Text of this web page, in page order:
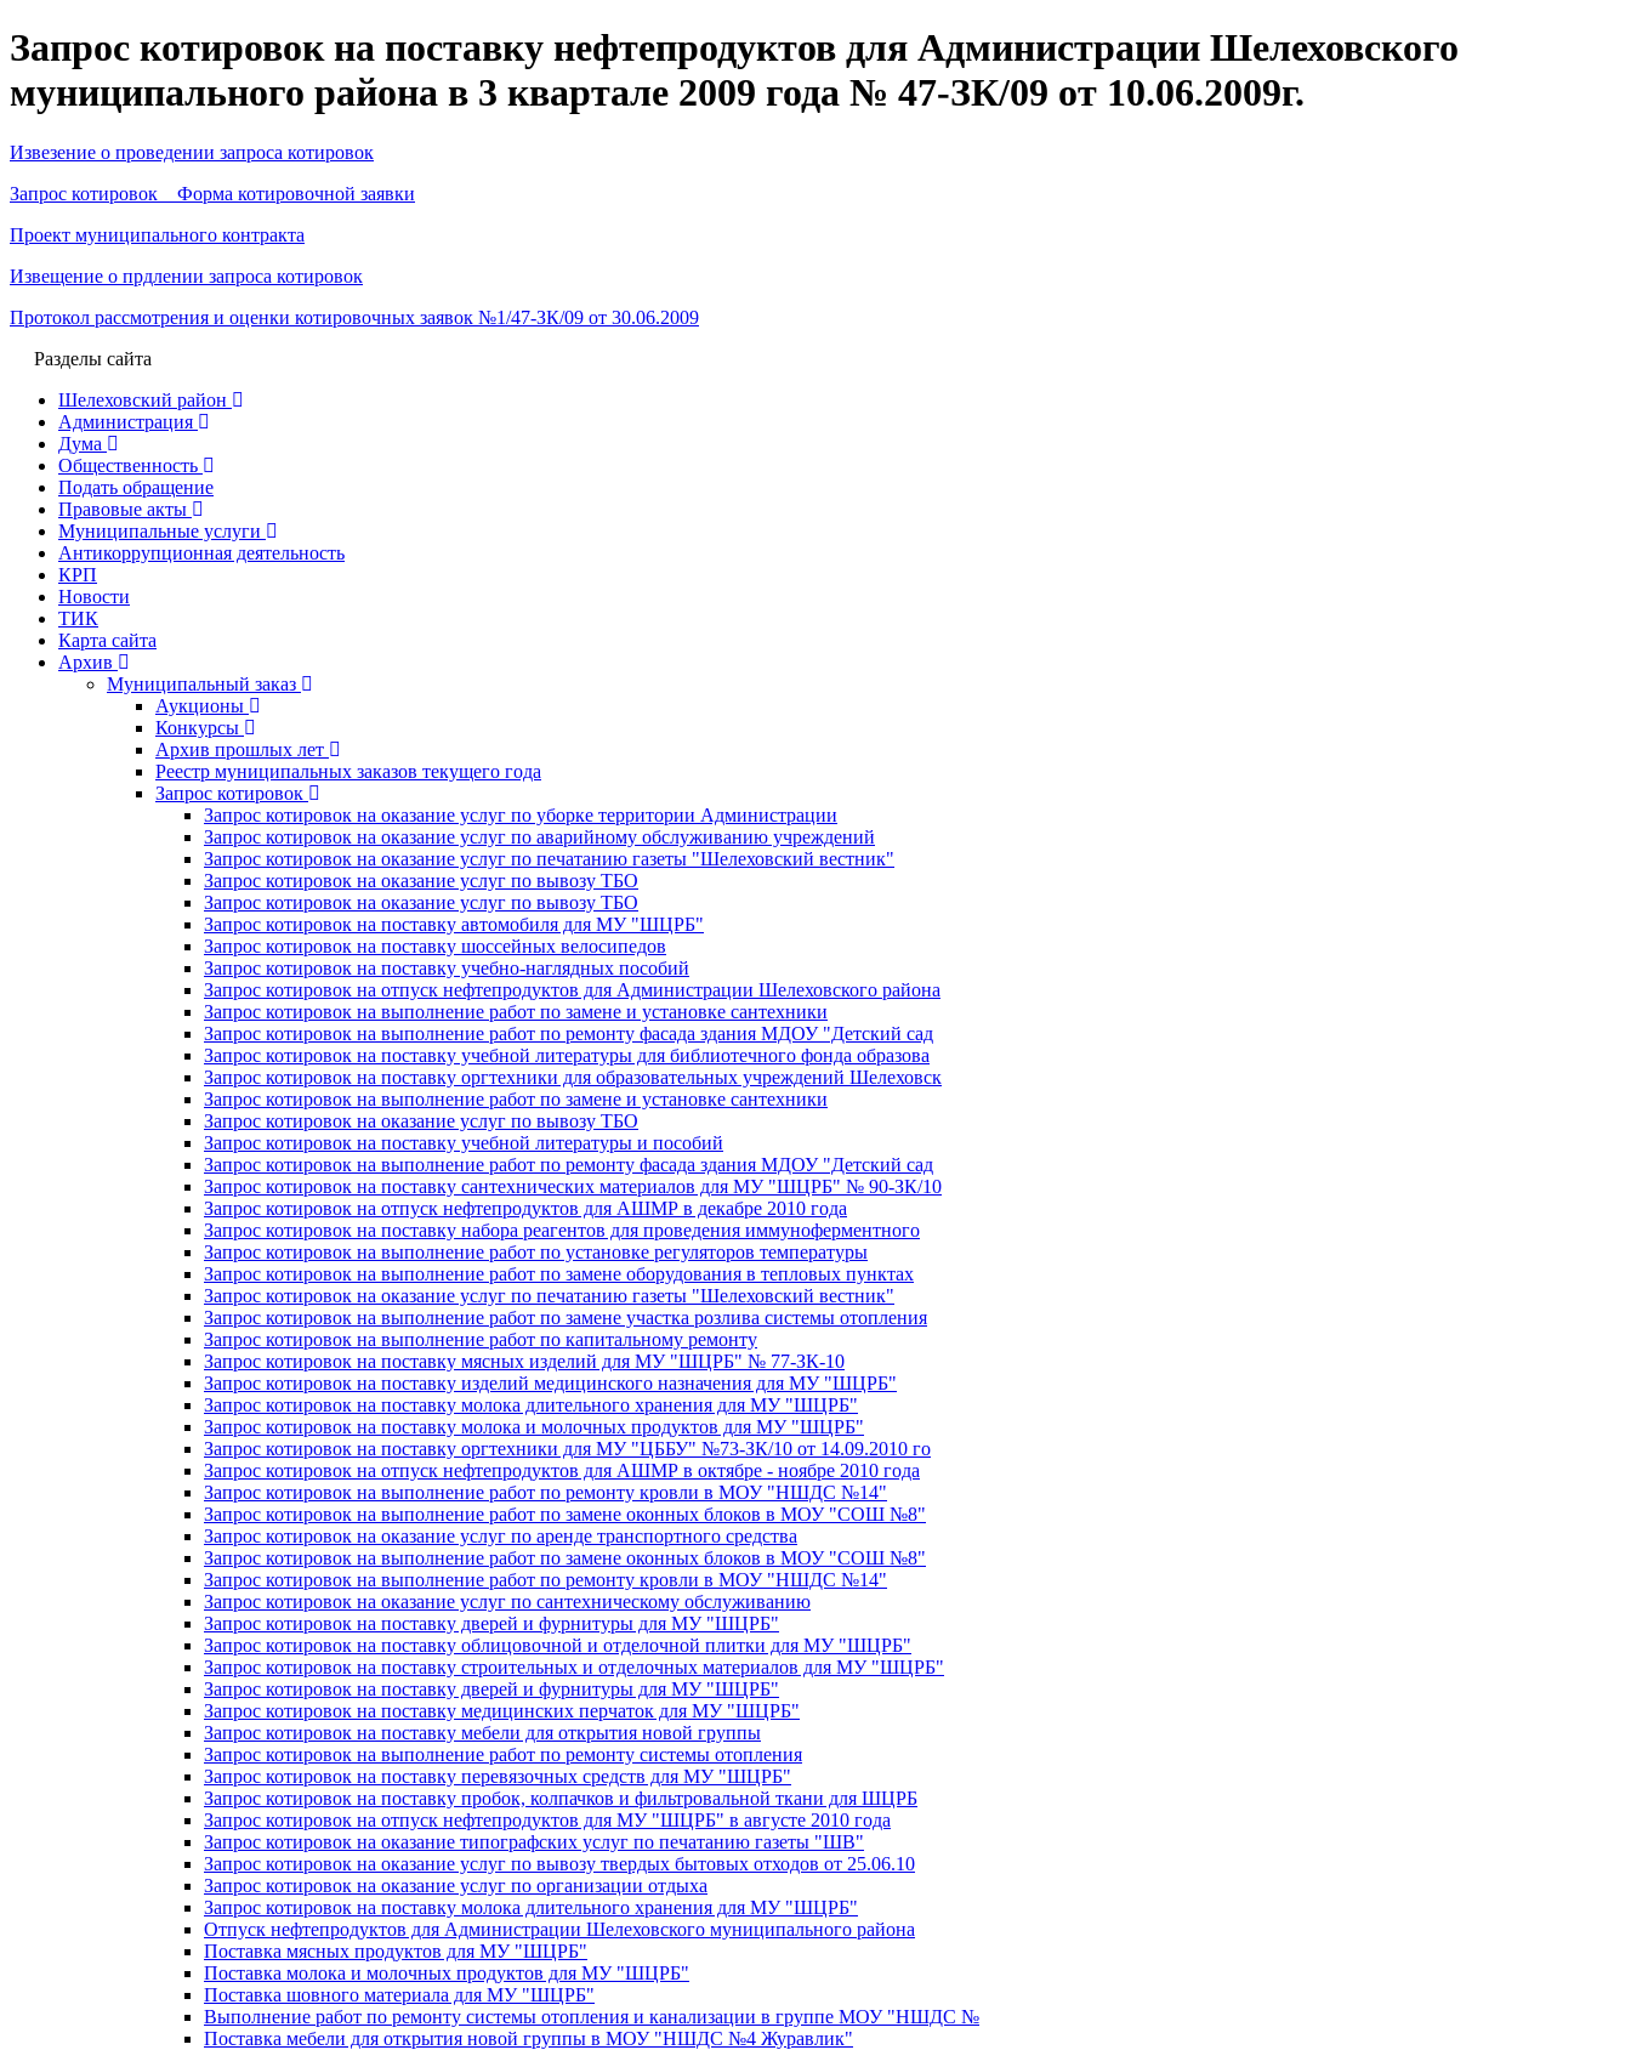
Запрос котировок на поставку нефтепродуктов для Администрации Шелеховского
муниципального района в 3 квартале 2009 года № 47-ЗК/09 от 10.06.2009г.
Извезение о проведении запроса котировок
Запрос котировок Форма котировочной заявки
Проект муниципального контракта
Извещение о прдлении запроса котировок
Протокол рассмотрения и оценки котировочных заявок №1/47-ЗК/09 от 30.06.2009
Разделы сайта
Шелеховский район
Администрация
Дума
Общественность
Подать обращение
Правовые акты
Муниципальные услуги
Антикоррупционная деятельность
КРП
Новости
ТИК
Карта сайта
Архив
Муниципальный заказ
Аукционы
Конкурсы
Архив прошлых лет
Реестр муниципальных заказов текущего года
Запрос котировок
Запрос котировок на оказание услуг по уборке территории Администрации
Запрос котировок на оказание услуг по аварийному обслуживанию учреждений
Запрос котировок на оказание услуг по печатанию газеты "Шелеховский вестник"
Запрос котировок на оказание услуг по вывозу ТБО
Запрос котировок на оказание услуг по вывозу ТБО
Запрос котировок на поставку автомобиля для МУ "ШЦРБ"
Запрос котировок на поставку шоссейных велосипедов
Запрос котировок на поставку учебно-наглядных пособий
Запрос котировок на отпуск нефтепродуктов для Администрации Шелеховского района
Запрос котировок на выполнение работ по замене и установке сантехники
Запрос котировок на выполнение работ по ремонту фасада здания МДОУ "Детский сад
Запрос котировок на поставку учебной литературы для библиотечного фонда образова
Запрос котировок на поставку оргтехники для образовательных учреждений Шелеховск
Запрос котировок на выполнение работ по замене и установке сантехники
Запрос котировок на оказание услуг по вывозу ТБО
Запрос котировок на поставку учебной литературы и пособий
Запрос котировок на выполнение работ по ремонту фасада здания МДОУ "Детский сад
Запрос котировок на поставку сантехнических материалов для МУ "ШЦРБ" № 90-ЗК/10
Запрос котировок на отпуск нефтепродуктов для АШМР в декабре 2010 года
Запрос котировок на поставку набора реагентов для проведения иммуноферментного
Запрос котировок на выполнение работ по установке регуляторов температуры
Запрос котировок на выполнение работ по замене оборудования в тепловых пунктах
Запрос котировок на оказание услуг по печатанию газеты "Шелеховский вестник"
Запрос котировок на выполнение работ по замене участка розлива системы отопления
Запрос котировок на выполнение работ по капитальному ремонту
Запрос котировок на поставку мясных изделий для МУ "ШЦРБ" № 77-ЗК-10
Запрос котировок на поставку изделий медицинского назначения для МУ "ШЦРБ"
Запрос котировок на поставку молока длительного хранения для МУ "ШЦРБ"
Запрос котировок на поставку молока и молочных продуктов для МУ "ШЦРБ"
Запрос котировок на поставку оргтехники для МУ "ЦББУ" №73-ЗК/10 от 14.09.2010 го
Запрос котировок на отпуск нефтепродуктов для АШМР в октябре - ноябре 2010 года
Запрос котировок на выполнение работ по ремонту кровли в МОУ "НШДС №14"
Запрос котировок на выполнение работ по замене оконных блоков в МОУ "СОШ №8"
Запрос котировок на оказание услуг по аренде транспортного средства
Запрос котировок на выполнение работ по замене оконных блоков в МОУ "СОШ №8"
Запрос котировок на выполнение работ по ремонту кровли в МОУ "НШДС №14"
Запрос котировок на оказание услуг по сантехническому обслуживанию
Запрос котировок на поставку дверей и фурнитуры для МУ "ШЦРБ"
Запрос котировок на поставку облицовочной и отделочной плитки для МУ "ШЦРБ"
Запрос котировок на поставку строительных и отделочных материалов для МУ "ШЦРБ"
Запрос котировок на поставку дверей и фурнитуры для МУ "ШЦРБ"
Запрос котировок на поставку медицинских перчаток для МУ "ШЦРБ"
Запрос котировок на поставку мебели для открытия новой группы
Запрос котировок на выполнение работ по ремонту системы отопления
Запрос котировок на поставку перевязочных средств для МУ "ШЦРБ"
Запрос котировок на поставку пробок, колпачков и фильтровальной ткани для ШЦРБ
Запрос котировок на отпуск нефтепродуктов для МУ "ШЦРБ" в августе 2010 года
Запрос котировок на оказание типографских услуг по печатанию газеты "ШВ"
Запрос котировок на оказание услуг по вывозу твердых бытовых отходов от 25.06.10
Запрос котировок на оказание услуг по организации отдыха
Запрос котировок на поставку молока длительного хранения для МУ "ШЦРБ"
Отпуск нефтепродуктов для Администрации Шелеховского муниципального района
Поставка мясных продуктов для МУ "ШЦРБ"
Поставка молока и молочных продуктов для МУ "ШЦРБ"
Поставка шовного материала для МУ "ШЦРБ"
Выполнение работ по ремонту системы отопления и канализации в группе МОУ "НШДС №
Поставка мебели для открытия новой группы в МОУ "НШДС №4 Журавлик"